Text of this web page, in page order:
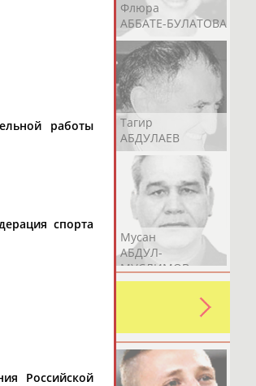
Флюра
АББАТЕ-БУЛАТОВА
Рамазан
АБДУЛАЕВ
Тагир
АБДУЛАЕВ
Мусан
АБДУЛ-
МУСЛИМОВ
в уже
работы
спорта
Российской